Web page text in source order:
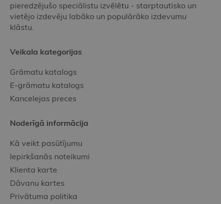
pieredzējušo speciālistu izvēlētu - starptautisko un
vietējo izdevēju labāko un populārāko izdevumu
klāstu.
Veikala kategorijas
Grāmatu katalogs
E-grāmatu katalogs
Kancelejas preces
Noderīgā informācija
Kā veikt pasūtījumu
Iepirkšanās noteikumi
Klienta karte
Dāvanu kartes
Privātuma politika